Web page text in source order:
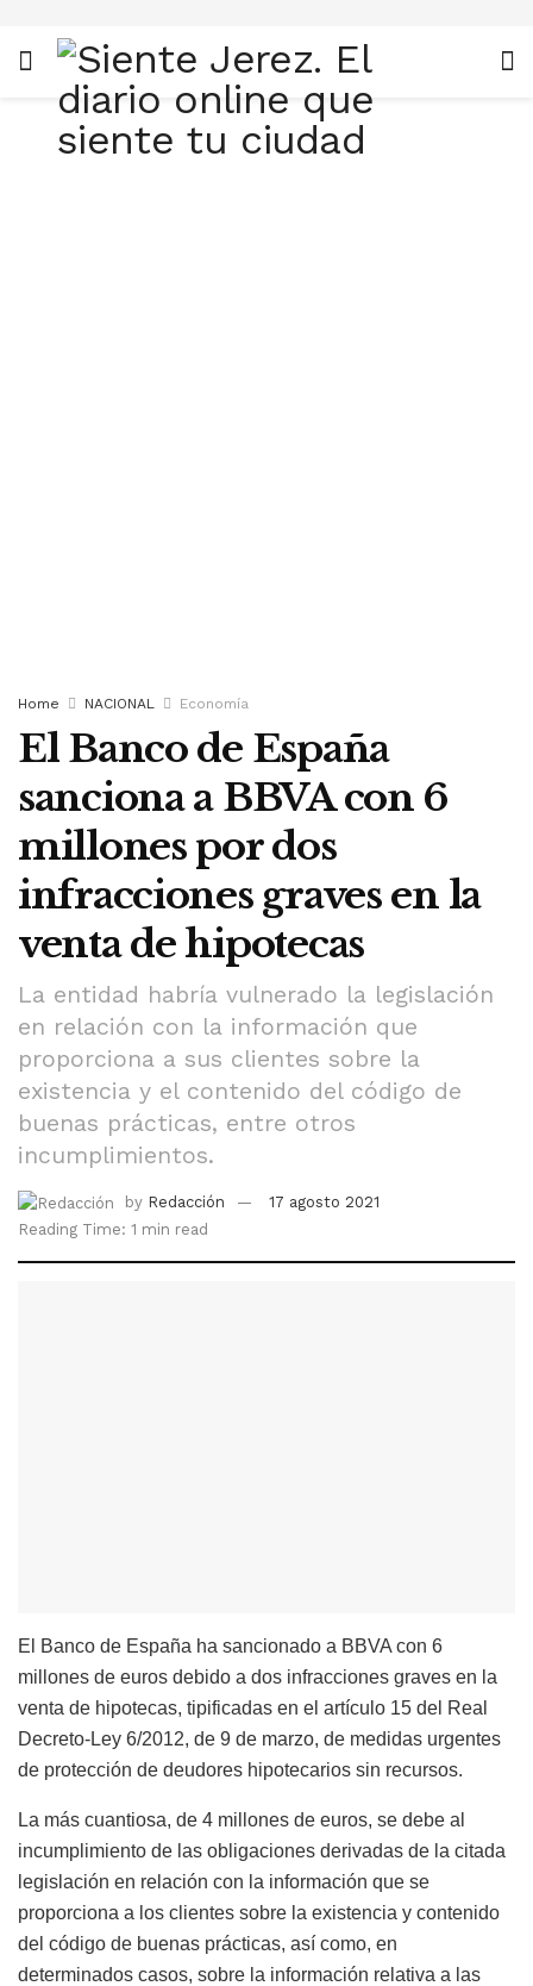
Home NACIONAL Economía
El Banco de España
sanciona a BBVA con 6
millones por dos
infracciones graves en la
venta de hipotecas
La entidad habría vulnerado la legislación
en relación con la información que
proporciona a sus clientes sobre la
existencia y el contenido del código de
buenas prácticas, entre otros
incumplimientos.
by Redacción
17 agosto 2021
Reading Time: 1 min read
El Banco de España ha sancionado a BBVA con 6
millones de euros debido a dos infracciones graves en la
venta de hipotecas, tipificadas en el artículo 15 del Real
Decreto-Ley 6/2012, de 9 de marzo, de medidas urgentes
de protección de deudores hipotecarios sin recursos.
La más cuantiosa, de 4 millones de euros, se debe al
incumplimiento de las obligaciones derivadas de la citada
legislación en relación con la información que se
proporciona a los clientes sobre la existencia y contenido
del código de buenas prácticas, así como, en
determinados casos, sobre la información relativa a las